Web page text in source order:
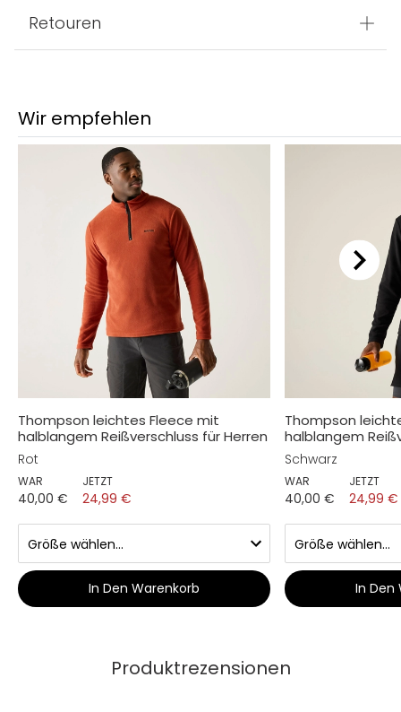
Retouren
Wir empfehlen
Thompson leichtes Fleece mit
halblangem Reißverschluss für Herren
Rot
WAR
40,00 €
JETZT
24,99 €
In Den Warenkorb
Thompson
halblangem
Schwarz
WAR
40,00 €
JETZT
24,99 €
In Den
Produktrezensionen